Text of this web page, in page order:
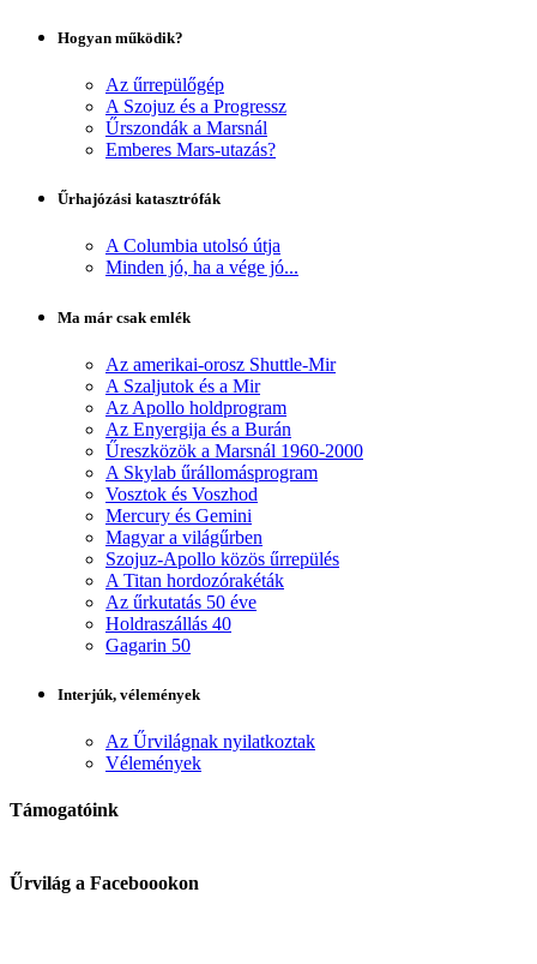
Hogyan működik?
Az űrrepülőgép
A Szojuz és a Progressz
Űrszondák a Marsnál
Emberes Mars-utazás?
Űrhajózási katasztrófák
A Columbia utolsó útja
Minden jó, ha a vége jó...
Ma már csak emlék
Az amerikai-orosz Shuttle-Mir
A Szaljutok és a Mir
Az Apollo holdprogram
Az Enyergija és a Burán
Űreszközök a Marsnál 1960-2000
A Skylab űrállomásprogram
Vosztok és Voszhod
Mercury és Gemini
Magyar a világűrben
Szojuz-Apollo közös űrrepülés
A Titan hordozórakéták
Az űrkutatás 50 éve
Holdraszállás 40
Gagarin 50
Interjúk, vélemények
Az Űrvilágnak nyilatkoztak
Vélemények
Támogatóink
Űrvilág a Faceboookon